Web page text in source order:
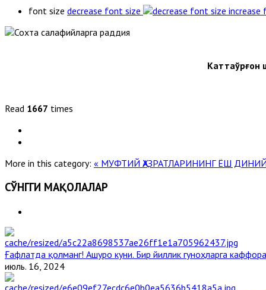
font size decrease font size increase
Read 1667 times
More in this category: « МУФТИЙ ҲАЗРАТЛАРИНИНГ ЁШ
СЎНГГИ МАҚОЛАЛАР
Ғафлатда қолманг! Ашуро куни. Бир йиллик гуноҳларга
июль. 16, 2024